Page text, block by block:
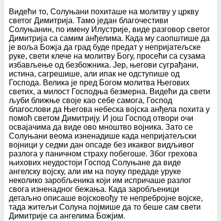
Видећи то, Солуњани похиташе на молитву у цркву
светог Димитрија. Тамо један благочестиви
Солуњанин, по имену Илустрије, виде разговор светог
Димитрија са самим анђелима. Када му саопштише да
је воља Божја да град буде предат у непријатељске
руке, свети клече на молитву Богу, просећи са сузама
избављење од безбожника. Јер, његови суграђани,
истина, сагрешише, али ипак не одступише од
Господа. Велика је пред Богом молитва Његових
светих, а милост Господња безмерна. Видећи да свети
љуби ближње своје као себе самога, Господ
благослови да Његова небеска војска анђела похита у
помоћ светом Димитрију. И још Господ отвори очи
освајачима да виде ово мноштво војника. Зато се
Солуњани веома изненадише када непријатељски
војници у седми дан опсаде без икаквог видљивог
разлога у паничном страху побегоше. Због грехова
њихових неудостоји Господ Солуњане да виде
ангелску војску, али им на поуку предаде уруке
неколико заробљеника који им испричаше разлог
свога изненадног бежања. Када заробљеници
детаљно описаше војсковођу те непребројне војске,
тада житељи Солуна појмише да то беше сам свети
Димитрије са ангелима Божјим.